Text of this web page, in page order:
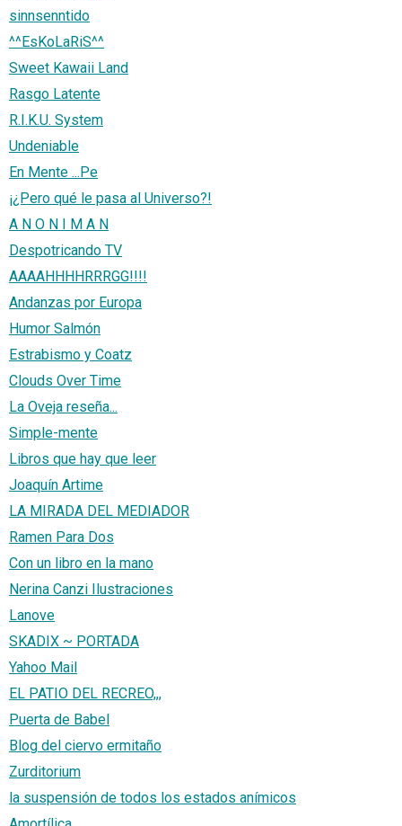
sinnsenntido
^^EsKoLaRiS^^
Sweet Kawaii Land
Rasgo Latente
R.I.K.U. System
Undeniable
En Mente ...Pe
¡¿Pero qué le pasa al Universo?!
A N O N I M A N
Despotricando TV
AAAAHHHHRRRGG!!!!
Andanzas por Europa
Humor Salmón
Estrabismo y Coatz
Clouds Over Time
La Oveja reseña...
Simple-mente
Libros que hay que leer
Joaquín Artime
LA MIRADA DEL MEDIADOR
Ramen Para Dos
Con un libro en la mano
Nerina Canzi Ilustraciones
Lanove
SKADIX ~ PORTADA
Yahoo Mail
EL PATIO DEL RECREO,,,
Puerta de Babel
Blog del ciervo ermitaño
Zurditorium
la suspensión de todos los estados anímicos